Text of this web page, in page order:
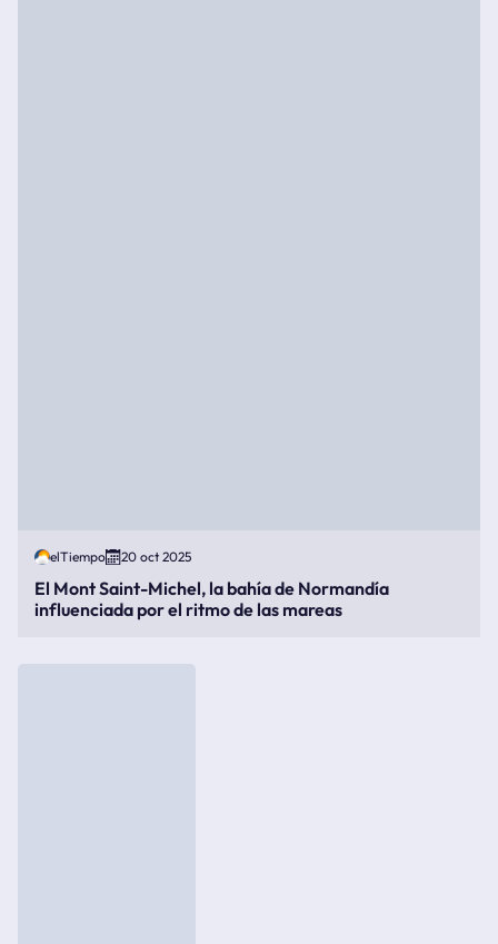
elTiempo 20 oct 2025
El Mont Saint-Michel, la bahía de Normandía
influenciada por el ritmo de las mareas